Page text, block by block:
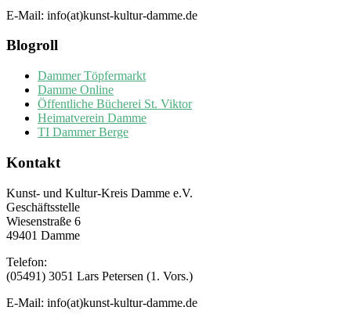
E-Mail: info(at)kunst-kultur-damme.de
Blogroll
Dammer Töpfermarkt
Damme Online
Öffentliche Bücherei St. Viktor
Heimatverein Damme
TI Dammer Berge
Kontakt
Kunst- und Kultur-Kreis Damme e.V.
Geschäftsstelle
Wiesenstraße 6
49401 Damme
Telefon:
(05491) 3051 Lars Petersen (1. Vors.)
E-Mail: info(at)kunst-kultur-damme.de